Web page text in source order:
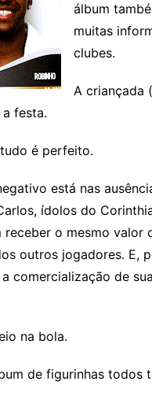
álbum
muitas
clubes.
A criançada
festa.
é perfeito.
está nas
ídolos do
receber o mesmo valor
outros jogadores. E,
comercialização de
na bola.
de figurinhas todos